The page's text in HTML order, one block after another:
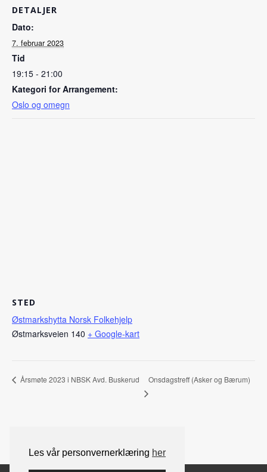
Les vår personvernerklæring her
DETALJER
Dato:
7. februar 2023
Tid
19:15 - 21:00
Kategori for Arrangement:
Oslo og omegn
STED
Østmarkshytta Norsk Folkehjelp
Østmarksveien 140 + Google-kart
Årsmøte 2023 i NBSK Avd. Buskerud Onsdagstreff (Asker og Bærum)